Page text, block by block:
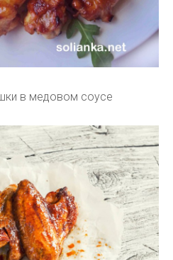
в медовом соусе